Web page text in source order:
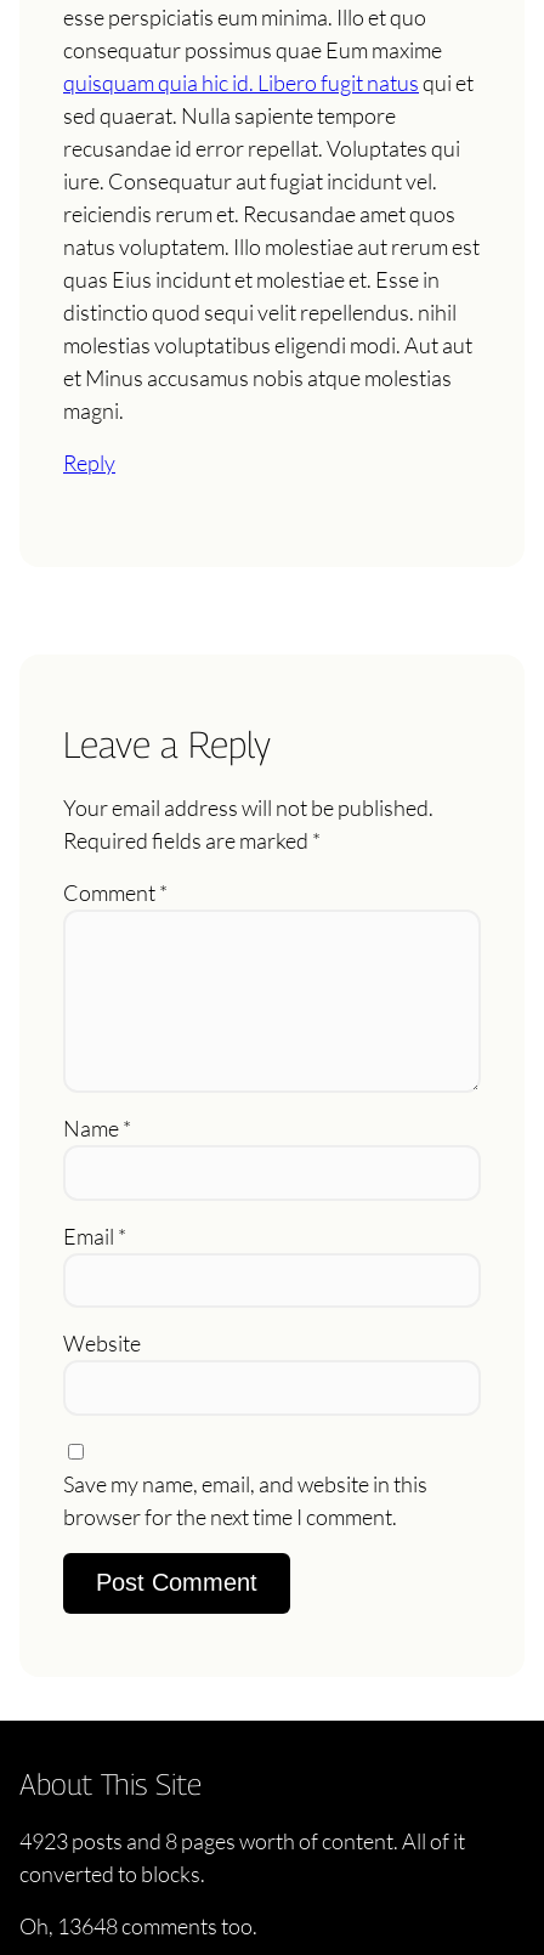
esse perspiciatis eum minima. Illo et quo
consequatur possimus quae Eum maxime
quisquam quia hic id. Libero fugit natusqui et
sed quaerat. Nulla sapiente tempore
recusandae id error repellat. Voluptates qui
iure. Consequatur aut fugiat incidunt vel.
reiciendis rerum et. Recusandae amet quos
natus voluptatem. Illo molestiae aut rerum est
quas Eius incidunt et molestiae et. Esse in
distinctio quod sequi velit repellendus. nihil
molestias voluptatibus eligendi modi. Aut aut
et Minus accusamus nobis atque molestias
magni.
Reply
Leave a Reply
Your email address will not be published.
Required fields are marked *
Comment*
Name*
Email *
Website
Save my name, email, and website in this
browser for the next time I comment.
About This Site
4923 posts and 8 pages worth of content. All of it
converted to blocks.
Oh, 13648 comments too.